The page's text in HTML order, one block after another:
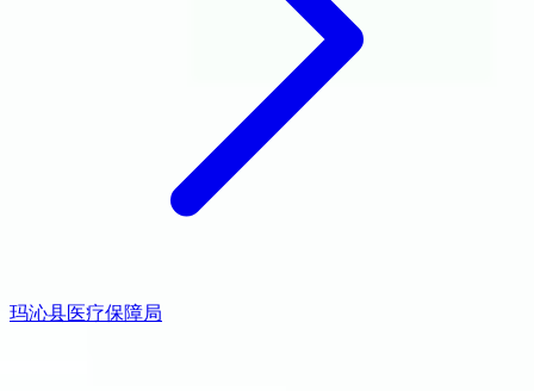
玛沁县医疗保障局